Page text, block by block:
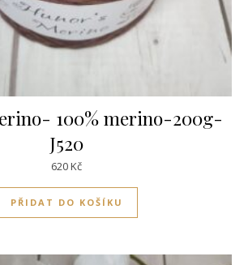
100% merino-200g-
J520
620Kč
PŘIDAT DO KOŠÍKU